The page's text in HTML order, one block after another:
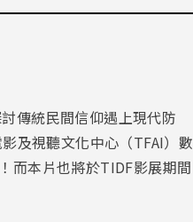
傳統民間信仰遇上現代防
及視聽文化中心（TFAI）數
而本片也將於TIDF影展期間